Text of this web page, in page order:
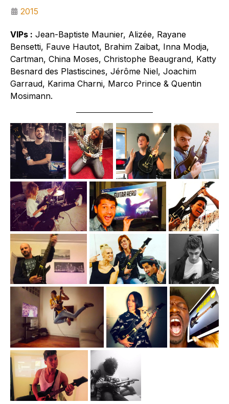
2015
VIPs : Jean-Baptiste Maunier, Alizée, Rayane
Bensetti, Fauve Hautot, Brahim Zaibat, Inna Modja,
Cartman, China Moses, Christophe Beaugrand, Katty
Besnard des Plastiscines, Jérôme Niel, Joachim
Garraud, Karima Charni, Marco Prince & Quentin
Mosimann.